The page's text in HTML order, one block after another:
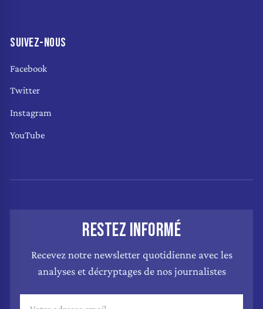
SUIVEZ-NOUS
Facebook
Twitter
Instagram
YouTube
RESTEZ INFORMÉ
Recevez notre newsletter quotidienne avec les
analyses et décryptages de nos journalistes